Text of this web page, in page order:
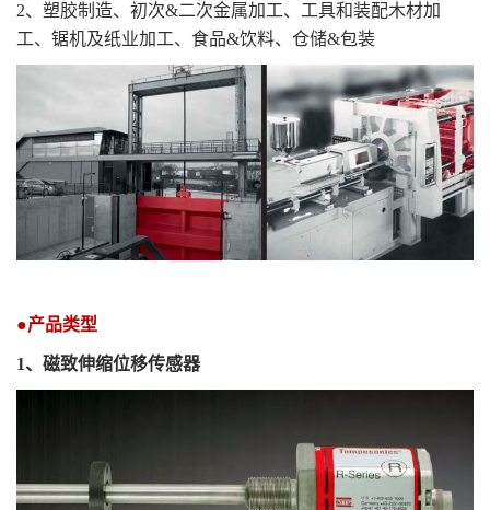
2、塑胶制造、初次&二次金属加工、工具和装配木材加
工、锯机及纸业加工、食品&饮料、仓储&包装
●产品类型
1、磁致伸缩位移传感器